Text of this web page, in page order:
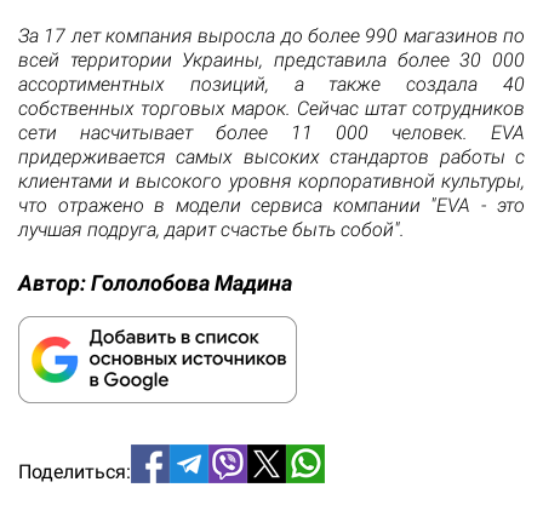
За 17 лет компания выросла до более 990 магазинов по
всей территории Украины, представила более 30 000
ассортиментных позиций, а также создала 40
собственных торговых марок. Сейчас штат сотрудников
сети насчитывает более 11 000 человек. EVA
придерживается самых высоких стандартов работы с
клиентами и высокого уровня корпоративной культуры,
что отражено в модели сервиса компании "EVA - это
лучшая подруга, дарит счастье быть собой".
Автор:Гололобова Мадина
Поделиться: